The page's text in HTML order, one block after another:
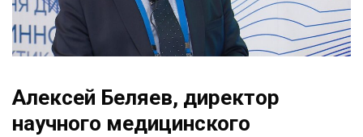
Алексей Беляев, директор
научного медицинского